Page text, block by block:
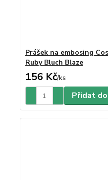
Prášek na embosing
Ruby Bluch Blaze
156 Kč/ks
Přidat